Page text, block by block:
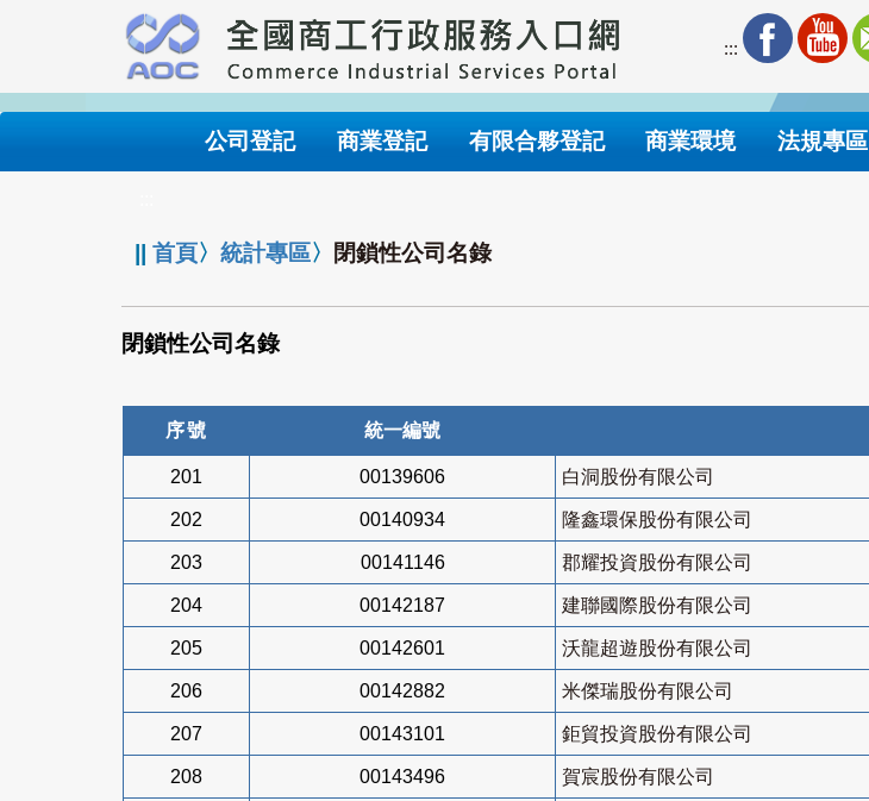
要
內
:::
公司登記 商業登記 有限合夥登記 商業環境 法規專區
||首頁〉統計專區〉 閉鎖性公司名錄
閉鎖性公司名錄
序號 統一編號
201 00139606 白洞股份有限公司
202 00140934 隆鑫環保股份有限公司
203 00141146 郡耀投資股份有限公司
204 00142187 建聯國際股份有限公司
205 00142601 沃龍超遊股份有限公司
206 00142882 米傑瑞股份有限公司
207 00143101 鉅貿投資股份有限公司
208 00143496 賀宸股份有限公司